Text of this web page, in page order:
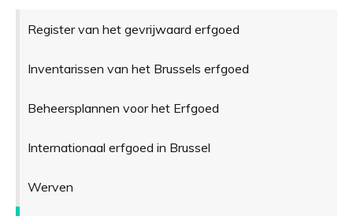
Register van het gevrijwaard erfgoed
Inventarissen van het Brussels erfgoed
Beheersplannen voor het Erfgoed
Internationaal erfgoed in Brussel
Werven